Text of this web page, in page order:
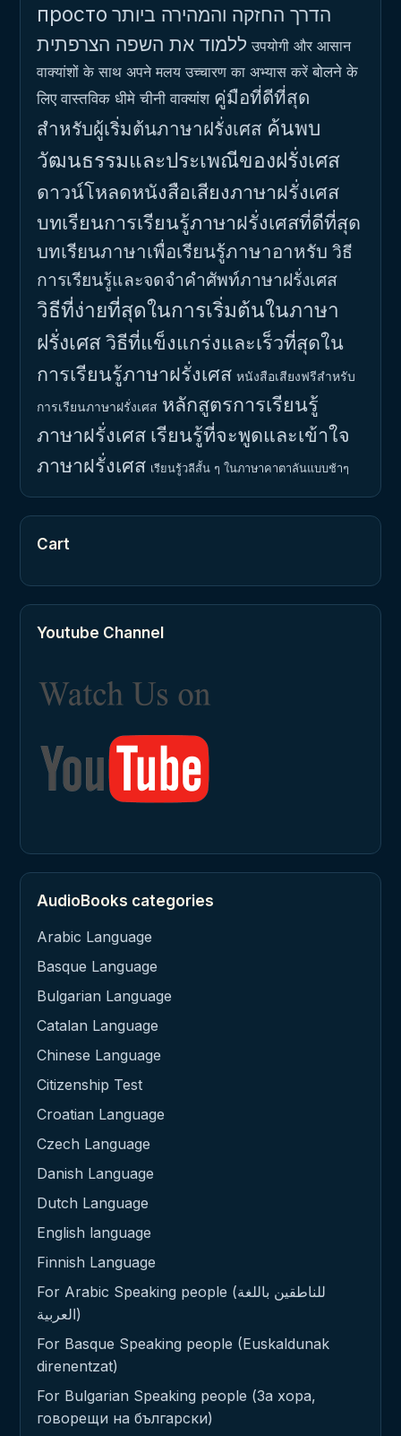
просто הדרך החזקה והמהירה ביותר
ללמוד את השפה הצרפתית उपयोगी और आसान
वाक्यांशों के साथ अपने मलय उच्चारण का अभ्यास करें बोलने के
लिए वास्तविक धीमे चीनी वाक्यांश คู่มือที่ดีที่สุด
สำหรับผู้เริ่มต้นภาษาฝรั่งเศส ค้นพบ
วัฒนธรรมและประเพณีของฝรั่งเศส
ดาวน์โหลดหนังสือเสียงภาษาฝรั่งเศส
บทเรียนการเรียนรู้ภาษาฝรั่งเศสที่ดีที่สุด
บทเรียนภาษาเพื่อเรียนรู้ภาษาอาหรับ วิธี
การเรียนรู้และจดจำคำศัพท์ภาษาฝรั่งเศส
วิธีที่ง่ายที่สุดในการเริ่มต้นในภาษา
ฝรั่งเศสวิธีที่แข็งแกร่งและเร็วที่สุดใน
การเรียนรู้ภาษาฝรั่งเศส หนังสือเสียงฟรีสำหรับ
การเรียนภาษาฝรั่งเศส หลักสูตรการเรียนรู้
ภาษาฝรั่งเศส เรียนรู้ที่จะพูดและเข้าใจ
ภาษาฝรั่งเศส เรียนรู้วลีสั้น ๆ ในภาษาคาตาลันแบบช้าๆ
Cart
Youtube Channel
AudioBooks categories
Arabic Language
Basque Language
Bulgarian Language
Catalan Language
Chinese Language
Citizenship Test
Croatian Language
Czech Language
Danish Language
Dutch Language
English language
Finnish Language
For Arabic Speaking people (للناطقين باللغة
العربية)
For Basque Speaking people (Euskaldunak
direnentzat)
For Bulgarian Speaking people (За хора,
говорещи на български)